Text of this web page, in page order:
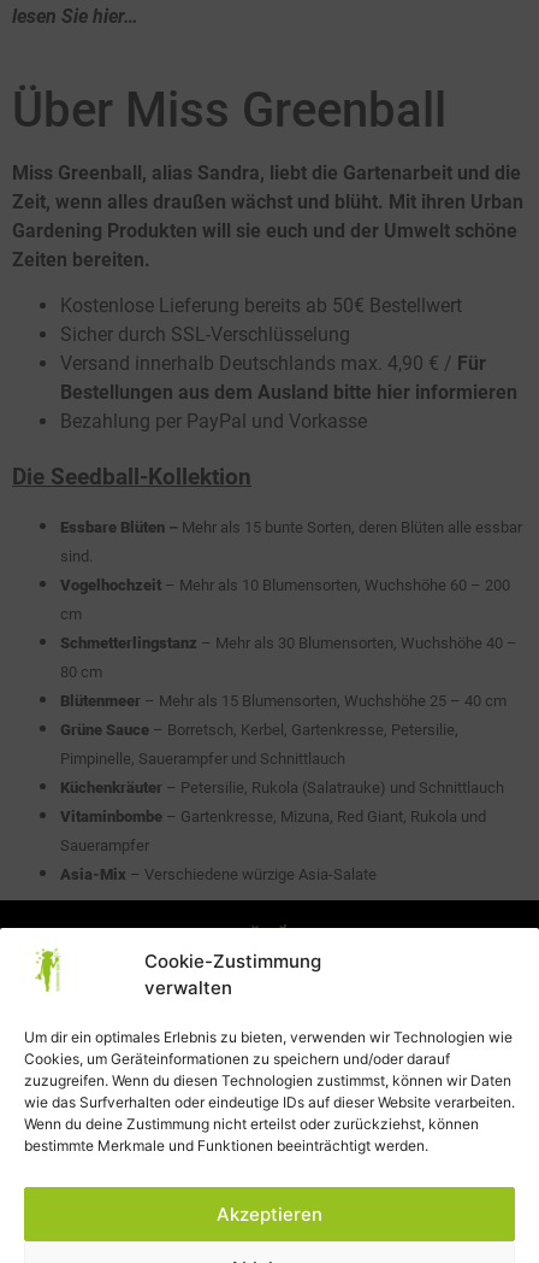
Cookie-Zustimmung
verwalten
Um dir ein optimales Erlebnis zu bieten, verwenden wir Technologien wie
Cookies, um Geräteinformationen zu speichern und/oder darauf
zuzugreifen. Wenn du diesen Technologien zustimmst, können wir Daten
wie das Surfverhalten oder eindeutige IDs auf dieser Website verarbeiten.
Wenn du deine Zustimmung nicht erteilst oder zurückziehst, können
bestimmte Merkmale und Funktionen beeinträchtigt werden.
Akzeptieren
lesen Sie hier…
Über Miss Greenball
Miss Greenball, alias Sandra, liebt die Gartenarbeit und die
Zeit, wenn alles draußen wächst und blüht. Mit ihren Urban
Gardening Produkten will sie euch und der Umwelt schöne
Zeiten bereiten.
Kostenlose Lieferung bereits ab 50€ Bestellwert
Sicher durch SSL-Verschlüsselung
Versand innerhalb Deutschlands max. 4,90 € / Für
Bestellungen aus dem Ausland bitte hier informieren
Bezahlung per PayPal und Vorkasse
Die Seedball-Kollektion
Essbare Blüten – Mehr als 15 bunte Sorten, deren Blüten alle essbar
sind.
Vogelhochzeit – Mehr als 10 Blumensorten, Wuchshöhe 60 – 200
cm
Schmetterlingstanz – Mehr als 30 Blumensorten, Wuchshöhe 40 –
80 cm
Blütenmeer – Mehr als 15 Blumensorten, Wuchshöhe 25 – 40 cm
Grüne Sauce – Borretsch, Kerbel, Gartenkresse, Petersilie,
Pimpinelle, Sauerampfer und Schnittlauch
Küchenkräuter – Petersilie, Rukola (Salatrauke) und Schnittlauch
Vitaminbombe – Gartenkresse, Mizuna, Red Giant, Rukola und
Sauerampfer
Asia-Mix – Verschiedene würzige Asia-Salate
Datenschutzerklärung
AGB
Widerrufsbelehrung